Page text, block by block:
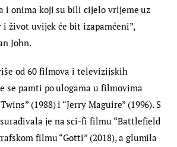
i onima koji su bili cijelo vrijeme uz
i život uvijek će bit izapamćeni”,
John.
od 60 filmova i televizijskih
se pamti po ulogama u filmovima
(1988) i “Jerry Maguire” (1996). S
je na sci-fi filmu “Battlefield
filmu “Gotti” (2018), a glumila